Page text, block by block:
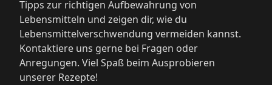
Tipps zur richtigen Aufbewahrung von
Lebensmitteln und zeigen dir, wie du
Lebensmittelverschwendung vermeiden kannst.
Kontaktiere uns gerne bei Fragen oder
Anregungen. Viel Spaß beim Ausprobieren
unserer Rezepte!